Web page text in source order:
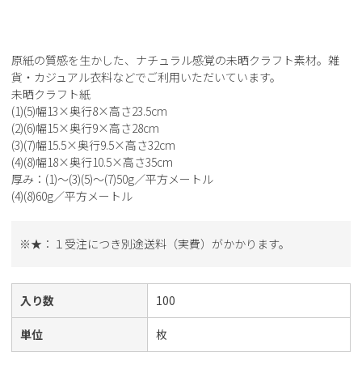
原紙の質感を生かした、ナチュラル感覚の未晒クラフト素材。雑
貨・カジュアル衣料などでご利用いただいています。
未晒クラフト紙
(1)(5)幅13×奥行8×高さ23.5cm
(2)(6)幅15×奥行9×高さ28cm
(3)(7)幅15.5×奥行9.5×高さ32cm
(4)(8)幅18×奥行10.5×高さ35cm
厚み：(1)～(3)(5)～(7)50g／平方メートル
(4)(8)60g／平方メートル
※★：１受注につき別途送料（実費）がかかります。
入り数 100
単位 枚